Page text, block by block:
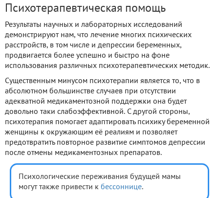
Психотерапевтическая помощь
Результаты научных и лабораторных исследований
демонстрируют нам, что лечение многих психических
расстройств, в том числе и депрессии беременных,
продвигается более успешно и быстро на фоне
использования различных психотерапевтических методик.
Существенным минусом психотерапии является то, что в
абсолютном большинстве случаев при отсутствии
адекватной медикаментозной поддержки она будет
довольно таки слабоэффективной. С другой стороны,
психотерапия помогает адаптировать психику беременной
женщины к окружающим её реалиям и позволяет
предотвратить повторное развитие симптомов депрессии
после отмены медикаментозных препаратов.
Психологические переживания будущей мамы
могут также привести к бессоннице.